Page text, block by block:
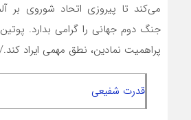
می‌کند تا پیروزی اتحاد شوروی بر
جنگ دوم جهانی را گرامی بدارد.
پراهمیت نمادین، نطق مهمی ایراد
قدرت شفیعی